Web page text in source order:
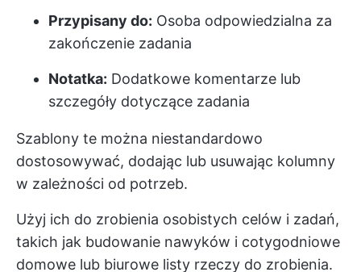
Przypisany do: Osoba odpowiedzialna za
zakończenie zadania
Notatka: Dodatkowe komentarze lub
szczegóły dotyczące zadania
Szablony te można niestandardowo
dostosowywać, dodając lub usuwając kolumny
w zależności od potrzeb.
Użyj ich do zrobienia osobistych celów i zadań,
takich jak budowanie nawyków i cotygodniowe
domowe lub biurowe listy rzeczy do zrobienia.